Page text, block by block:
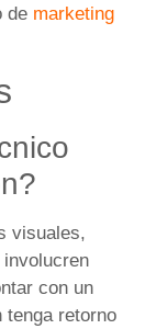
de marketing
visuales,
con un
tenga retorno